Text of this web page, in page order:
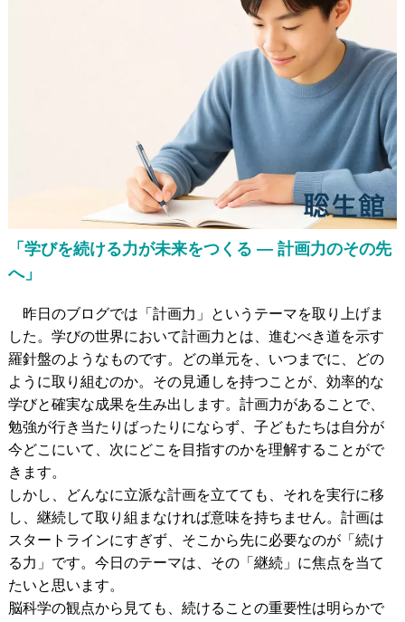
未就学児の療育
小中高生への学習支援
不登校生の フリースクール
郊外学習（宿泊含む）、生活&学習支援
発達障がい&不登校に 関するカウンセリング
バーチャル学びキャンパス
聡生館放課後学び キッズルーム
ヒューマンアカデミーFCロボット教室
テックエレメンタリーFCプログラミング教室
小中学生対象 オンライン英会話教室
「学びを続ける力が未来をつくる — 計画力のその先
へ」
昨日のブログでは「計画力」というテーマを取り上げま
した。学びの世界において計画力とは、進むべき道を示す
羅針盤のようなものです。どの単元を、いつまでに、どの
ように取り組むのか。その見通しを持つことが、効率的な
学びと確実な成果を生み出します。計画力があることで、
勉強が行き当たりばったりにならず、子どもたちは自分が
今どこにいて、次にどこを目指すのかを理解することがで
きます。
しかし、どんなに立派な計画を立てても、それを実行に移
し、継続して取り組まなければ意味を持ちません。計画は
スタートラインにすぎず、そこから先に必要なのが「続け
る力」です。今日のテーマは、その「継続」に焦点を当て
たいと思います。
脳科学の観点から見ても、続けることの重要性は明らかで